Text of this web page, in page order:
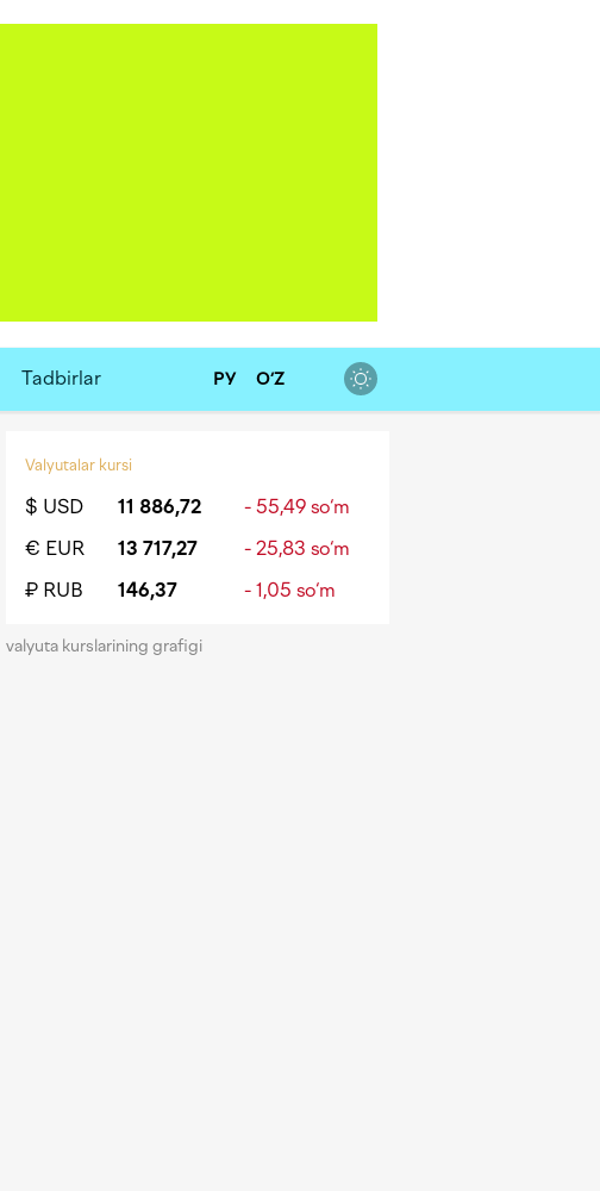
Tadbirlar РУ O‘Z
Valyutalar kursi
$ USD 11 886,72
- 55,49 so‘m
€ EUR
13 717,27
- 25,83 so‘m
₽ RUB
146,37 - 1,05 so‘m
valyuta kurslarining grafigi